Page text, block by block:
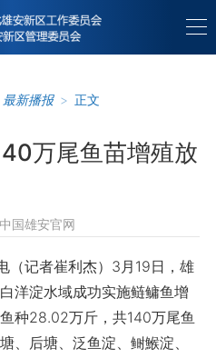
最新播报 > 正文
万尾鱼苗增殖放
中国雄安官网
记者崔利杰）3月19日，雄
洋淀水域成功实施鲢鳙鱼增
种28.02万斤，共140万尾鱼
、后塘、泛鱼淀、鲥鯸淀、